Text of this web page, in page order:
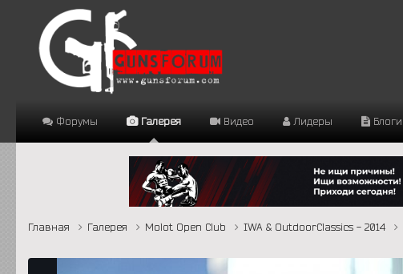
Форумы Галерея Видео Лидеры Блоги
Главная Галерея Molot Open Club IWA & OutdoorClassics - 2014